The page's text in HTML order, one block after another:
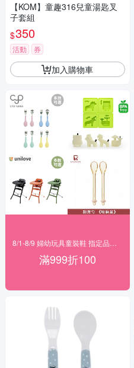
【KOM】童趣316兒童湯匙叉
子套組
$350
活動 券
加入購物車
滿999折100